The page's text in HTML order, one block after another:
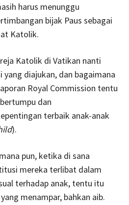
harus menunggu
bijak Paus sebagai
Katolik.
Katolik di Vatikan nanti
diajukan, dan bagaimana
Royal Commission tentu
dan
terbaik anak-anak
).
pun, ketika di sana
mereka terlibat dalam
terhadap anak, tentu itu
menampar, bahkan aib.